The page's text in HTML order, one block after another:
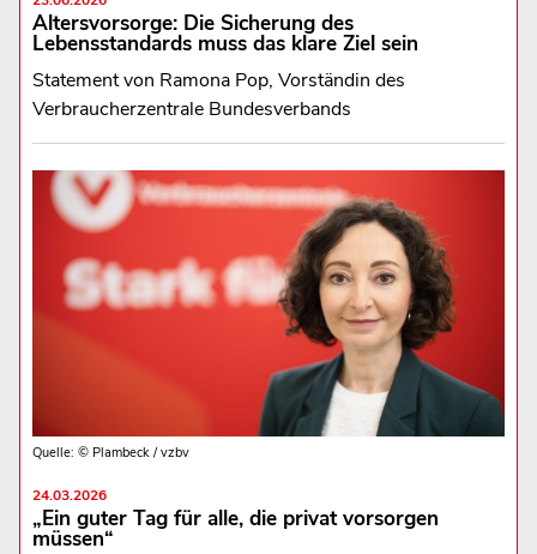
Altersvorsorge: Die Sicherung des
Lebensstandards muss das klare Ziel sein
Statement von Ramona Pop, Vorständin des
Verbraucherzentrale Bundesverbands
Quelle: © Plambeck / vzbv
24.03.2026
„Ein guter Tag für alle, die privat vorsorgen
müssen“